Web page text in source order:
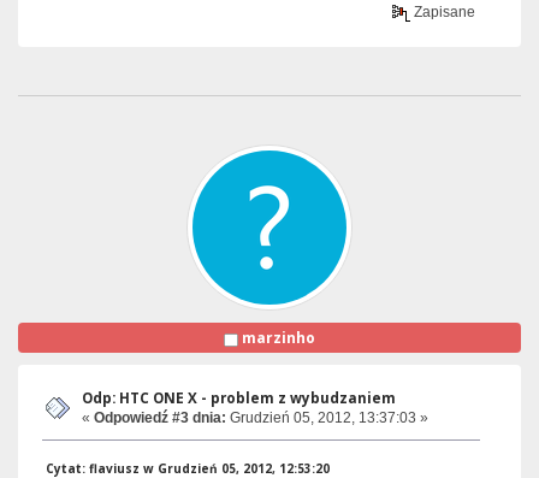
Zapisane
marzinho
Odp: HTC ONE X - problem z wybudzaniem
« Odpowiedź #3 dnia: Grudzień 05, 2012, 13:37:03 »
Cytat: flaviusz w Grudzień 05, 2012, 12:53:20